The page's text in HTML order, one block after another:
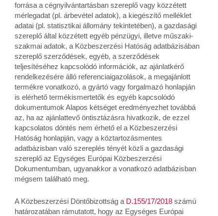
forrása a cégnyilvántartásban szereplő vagy közzétett
mérlegadat (pl. árbevétel adatok), a kiegészítő melléklet
adatai (pl. statisztikai állomány tekintetében), a gazdasági
szereplő által közzétett egyéb pénzügyi, illetve műszaki-
szakmai adatok, a Közbeszerzési Hatóság adatbázisában
szereplő szerződések, egyéb, a szerződések
teljesítéséhez kapcsolódó információk, az ajánlatkérő
rendelkezésére álló referenciaigazolások, a megajánlott
termékre vonatkozó, a gyártó vagy forgalmazó honlapján
is elérhető termékismertetők és egyéb kapcsolódó
dokumentumok Alapos kétséget eredményezhet továbbá
az, ha az ajánlattevő öntisztázásra hivatkozik, de ezzel
kapcsolatos döntés nem érhető el a Közbeszerzési
Hatóság honlapján, vagy a köztartozásmentes
adatbázisban való szereplés tényét közli a gazdasági
szereplő az Egységes Európai Közbeszerzési
Dokumentumban, ugyanakkor a vonatkozó adatbázisban
mégsem található meg.
A Közbeszerzési Döntőbizottság a D.155/17/2018 számú
határozatában rámutatott, hogy az Egységes Európai